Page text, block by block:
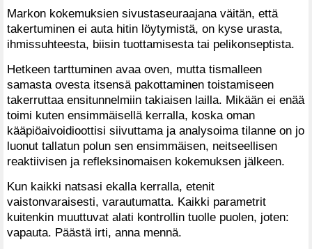
Markon kokemuksien sivustaseuraajana väitän, että
takertuminen ei auta hitin löytymistä, on kyse urasta,
ihmissuhteesta, biisin tuottamisesta tai pelikonseptista.
Hetkeen tarttuminen avaa oven, mutta tismalleen
samasta ovesta itsensä pakottaminen toistamiseen
takerruttaa ensitunnelmiin takiaisen lailla. Mikään ei enää
toimi kuten ensimmäisellä kerralla, koska oman
kääpiöaivoidioottisi siivuttama ja analysoima tilanne on jo
luonut tallatun polun sen ensimmäisen, neitseellisen
reaktiivisen ja refleksinomaisen kokemuksen jälkeen.
Kun kaikki natsasi ekalla kerralla, etenit
vaistonvaraisesti, varautumatta. Kaikki parametrit
kuitenkin muuttuvat alati kontrollin tuolle puolen, joten:
vapauta. Päästä irti, anna mennä.